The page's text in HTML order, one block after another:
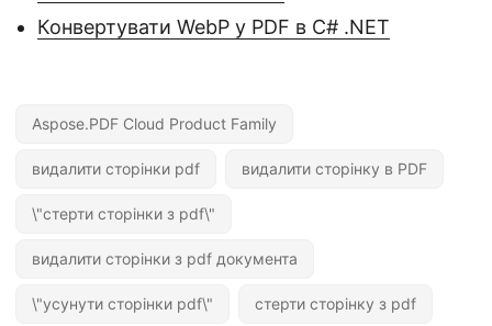
Конвертувати WebP у PDF в C# .NET
Aspose.PDF Cloud Product Family
видалити сторінки pdf видалити сторінку в PDF
\"стерти сторінки з pdf\"
видалити сторінки з pdf документа
\"усунути сторінки pdf\" стерти сторінку з pdf